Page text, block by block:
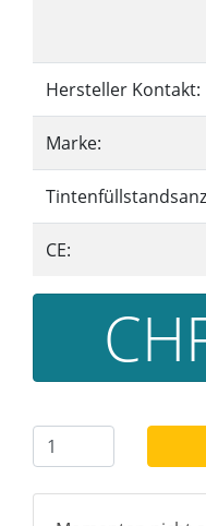
Hersteller Kontakt:
Marke:
CE: